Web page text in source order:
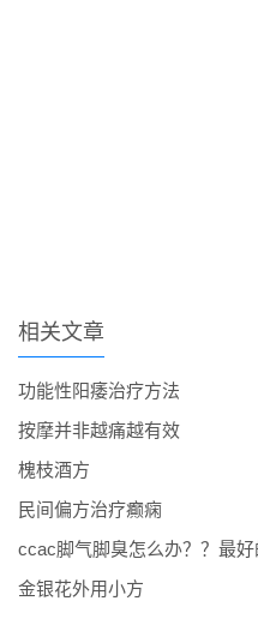
相关文章
功能性阳痿治疗方法
按摩并非越痛越有效
槐枝酒方
民间偏方治疗癫痫
金银花外用小方